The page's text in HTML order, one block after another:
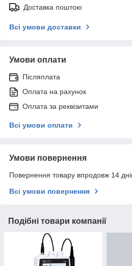
Доставка поштою
Всі умови доставки
Умови оплати
Післяплата
Оплата на рахунок
Оплата за реквізитами
Всі умови оплати
Умови повернення
Повернення товару впродовж 14
Всі умови повернення
Подібні товари компанії